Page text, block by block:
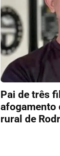
Pai de três
afogamento
rural de